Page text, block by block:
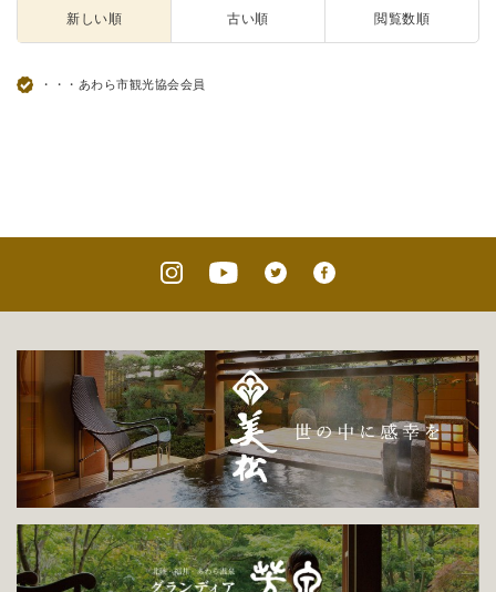
新しい順 古い順 閲覧数順
・・・あわら市観光協会会員